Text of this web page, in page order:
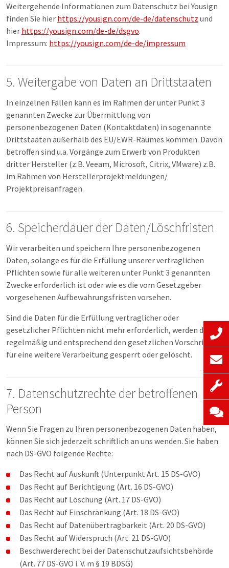
Weitergehende Informationen zum Datenschutz bei Yousign
finden Sie hier https://yousign.com/de-de/datenschutz und
hier https://yousign.com/de-de/dsgvo.
Impressum: https://yousign.com/de-de/impressum
5. Weitergabe von Daten an Drittstaaten
In einzelnen Fällen kann es im Rahmen der unter Punkt 3
genannten Zwecke zur Übermittlung von
personenbezogenen Daten (Kontaktdaten) in sogenannte
Drittstaaten außerhalb des EU/EWR-Raumes kommen. Davon
betroffen sind u.a. Vorgänge zum Erwerb von Produkten
dritter Hersteller (z.B. Veeam, Microsoft, Citrix, VMware) z.B.
im Rahmen von Herstellerprojektmeldungen/
Projektpreisanfragen.
6. Speicherdauer der Daten/Löschfristen
Wir verarbeiten und speichern Ihre personenbezogenen
Daten, solange es für die Erfüllung unserer vertraglichen
Pflichten sowie für alle weiteren unter Punkt 3 genannten
Zwecke erforderlich ist oder wie es die vom Gesetzgeber
vorgesehenen Aufbewahrungsfristen vorsehen.
Sind die Daten für die Erfüllung vertraglicher oder
gesetzlicher Pflichten nicht mehr erforderlich, werden diese
regelmäßig und entsprechend den gesetzlichen Vorschriften
für eine weitere Verarbeitung gesperrt oder gelöscht.
7. Datenschutzrechte der betroffenen
Person
Wenn Sie Fragen zu Ihren personenbezogenen Daten haben,
können Sie sich jederzeit schriftlich an uns wenden. Sie haben
nach DS-GVO folgende Rechte:
Das Recht auf Auskunft (Unterpunkt Art. 15 DS-GVO)
Das Recht auf Berichtigung (Art. 16 DS-GVO)
Das Recht auf Löschung (Art. 17 DS-GVO)
Das Recht auf Einschränkung (Art. 18 DS-GVO)
Das Recht auf Datenübertragbarkeit (Art. 20 DS-GVO)
Das Recht auf Widerspruch (Art. 21 DS-GVO)
Beschwerderecht bei der Datenschutzaufsichtsbehörde
(Art. 77 DS-GVO i. V. m § 19 BDSG)